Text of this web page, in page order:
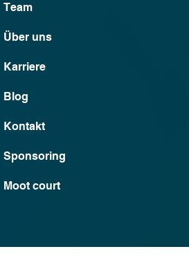
Team
Über uns
Karriere
Blog
Kontakt
Sponsoring
Moot court